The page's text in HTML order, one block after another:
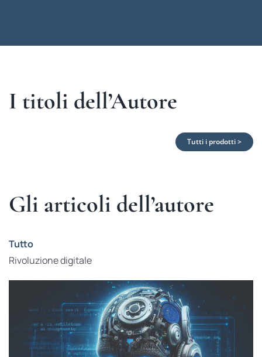
I titoli dell’Autore
Tutti i prodotti >
Gli articoli dell’autore
Tutto
Rivoluzione digitale